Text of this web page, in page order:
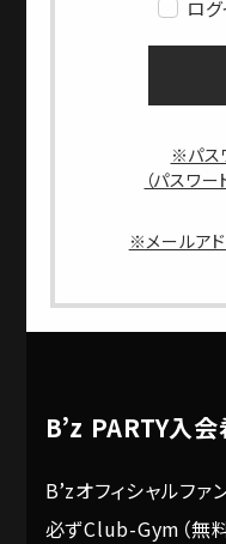
ロ
※パス
（パスワ
※メールア
B’z PARTY入
B’zオフィシャルフ
必ずClub-Gym（無